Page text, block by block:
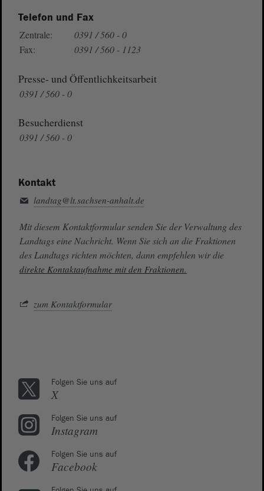
Telefon und Fax
Zentrale:
0391 / 560 - 0
Fax:
0391 / 560 - 1123
Presse- und Öffentlichkeitsarbeit
0391 / 560 - 0
Besucherdienst
0391 / 560 - 0
Kontakt
landtag@lt.sachsen-anhalt.de
Mit diesem Kontaktformular senden Sie der Verwaltung des
Landtags eine Nachricht. Wenn Sie sich an die Fraktionen
des Landtags richten möchten, dann empfehlen wir die
direkte Kontaktaufnahme mit den Fraktionen.
zum Kontaktformular
Folgen Sie uns auf
X
Folgen Sie uns auf
Instagram
Folgen Sie uns auf
Facebook